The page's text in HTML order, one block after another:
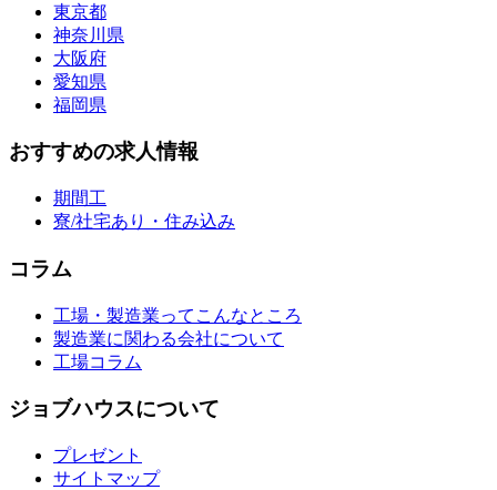
東京都
神奈川県
大阪府
愛知県
福岡県
おすすめの求人情報
期間工
寮/社宅あり・住み込み
コラム
工場・製造業ってこんなところ
製造業に関わる会社について
工場コラム
ジョブハウスについて
プレゼント
サイトマップ